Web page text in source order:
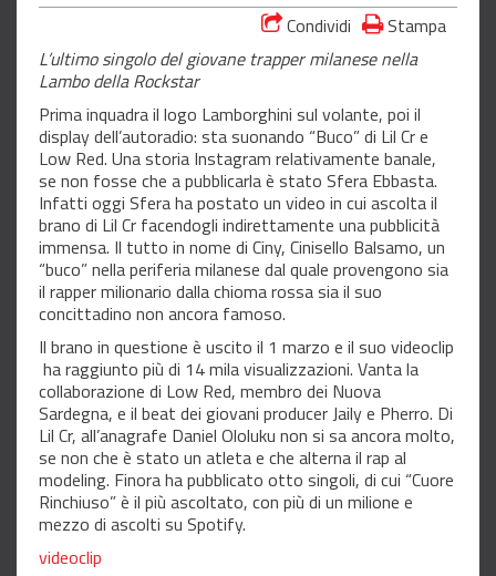
Condividi
Stampa
L’ultimo singolo del giovane trapper milanese nella
Lambo della Rockstar
Prima inquadra il logo Lamborghini sul volante, poi il
display dell’autoradio: sta suonando “Buco” di Lil Cr e
Low Red. Una storia Instagram relativamente banale,
se non fosse che a pubblicarla è stato Sfera Ebbasta.
Infatti oggi Sfera ha postato un video in cui ascolta il
brano di Lil Cr facendogli indirettamente una pubblicità
immensa. Il tutto in nome di Ciny, Cinisello Balsamo, un
“buco” nella periferia milanese dal quale provengono sia
il rapper milionario dalla chioma rossa sia il suo
concittadino non ancora famoso.
Il brano in questione è uscito il 1 marzo e il suo videoclip
ha raggiunto più di 14 mila visualizzazioni. Vanta la
collaborazione di Low Red, membro dei Nuova
Sardegna, e il beat dei giovani producer Jaily e Pherro. Di
Lil Cr, all’anagrafe Daniel Ololuku non si sa ancora molto,
se non che è stato un atleta e che alterna il rap al
modeling. Finora ha pubblicato otto singoli, di cui “Cuore
Rinchiuso” è il più ascoltato, con più di un milione e
mezzo di ascolti su Spotify.
videoclip